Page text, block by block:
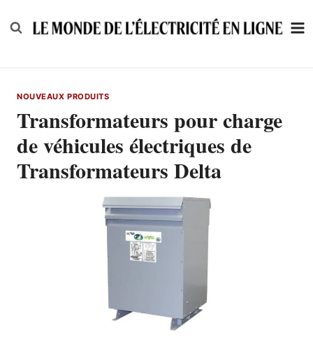
to
NOUVEAUX PRODUITS
Transformateurs pour charge
de véhicules électriques de
Transformateurs Delta